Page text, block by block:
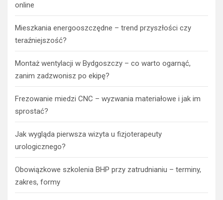
online
Mieszkania energooszczędne – trend przyszłości czy
teraźniejszość?
Montaż wentylacji w Bydgoszczy – co warto ogarnąć,
zanim zadzwonisz po ekipę?
Frezowanie miedzi CNC – wyzwania materiałowe i jak im
sprostać?
Jak wygląda pierwsza wizyta u fizjoterapeuty
urologicznego?
Obowiązkowe szkolenia BHP przy zatrudnianiu – terminy,
zakres, formy